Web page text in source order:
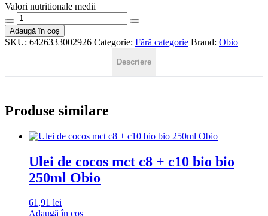
Valori nutritionale medii
Cantitate
Mix
proteic
bio
Adaugă în coș
SKU: 6426333002926 Categorie: Fără categorie Brand: Obio
Descriere
Produse similare
Ulei de cocos mct c8 + c10 bio bio
250ml Obio
61,91 lei
Adaugă în coș